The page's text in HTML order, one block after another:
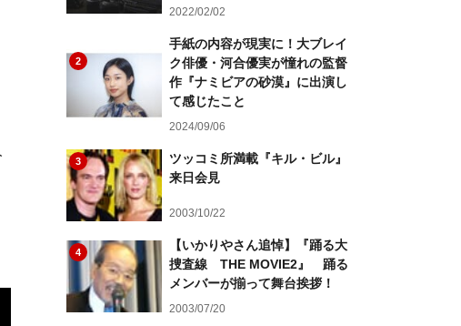
2022/02/02
2
手紙の内容が現実に！大ブレイ
ク俳優・河合優実が憧れの監督
作『ナミビアの砂漠』に出演し
て感じたこと
2024/09/06
3
ツッコミ所満載『キル・ビル』
来日会見
2003/10/22
4
【いかりやさん追悼】『踊る大
捜査線 THE MOVIE2』 踊る
メンバーが揃って舞台挨拶！
2003/07/20